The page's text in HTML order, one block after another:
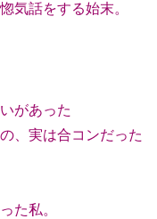
気話をする始末。
があった
、実は合コンだった
た私。